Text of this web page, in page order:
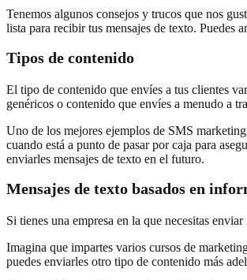
Tenemos algunos consejos y trucos que nos
lista para recibir tus mensajes de texto. Puedes
Tipos de contenido
El tipo de contenido que envíes a tus clientes
genéricos o contenido que envíes a menudo a
Uno de los mejores ejemplos de SMS
cuando está a punto de pasar por caja para
enviarles mensajes de texto en el futuro.
Mensajes de texto basados ​​en
Si tienes una empresa en la que necesitas
Imagina que impartes varios cursos de
puedes enviarles otro tipo de contenido más